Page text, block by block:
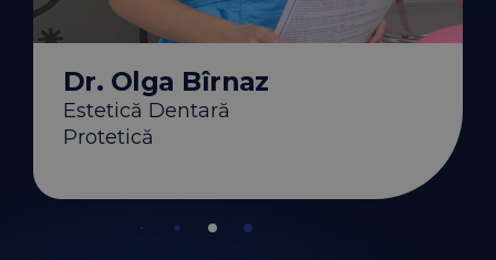
Dr. Olga Bîrnaz
Estetică Dentară
Protetică
Dr. Codruța
Parodontologie